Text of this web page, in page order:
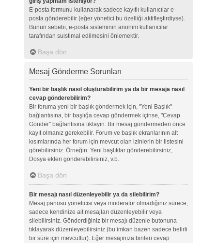
E-posta formunu kullanarak sadece kayıtlı kullanıcılar e-
posta gönderebilir (eğer yönetici bu özelliği aktifleştirdiyse).
Bunun sebebi, e-posta sisteminin anonim kullanıcılar
tarafından suistimal edilmesini önlemektir.
Başa dön
Mesaj Gönderme Sorunları
Yeni bir başlık nasıl oluşturabilirim ya da bir mesaja nasıl
cevap gönderebilirim?
Bir foruma yeni bir başlık göndermek için, "Yeni Başlık"
bağlantısına, bir başlığa cevap göndermek içinse, "Cevap
Gönder" bağlantısına tıklayın. Bir mesaj göndermeden önce
kayıt olmanız gerekebilir. Forum ve başlık ekranlarının alt
kısımlarında her forum için mevcut olan izinlerin bir listesini
görebilirsiniz. Örneğin: Yeni başlıklar gönderebilirsiniz,
Dosya ekleri gönderebilirsiniz, v.b.
Başa dön
Bir mesajı nasıl düzenleyebilir ya da silebilirim?
Mesaj panosu yöneticisi veya moderatör olmadığınız sürece,
sadece kendinize ait mesajları düzenleyebilir veya
silebilirsiniz. Gönderdiğiniz bir mesajı düzenle butonuna
tıklayarak düzenleyebilirsiniz (bu imkan bazen sadece belirli
bir süre için mevcuttur). Eğer mesajınıza birileri cevap